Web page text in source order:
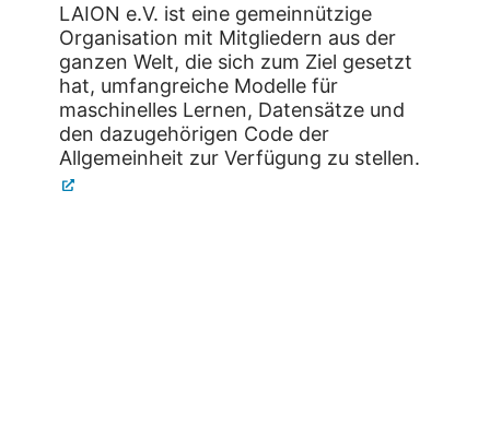
LAION e.V. ist eine gemeinnützige
Organisation mit Mitgliedern aus der
ganzen Welt, die sich zum Ziel gesetzt
hat, umfangreiche Modelle für
maschinelles Lernen, Datensätze und
den dazugehörigen Code der
Allgemeinheit zur Verfügung zu stellen.